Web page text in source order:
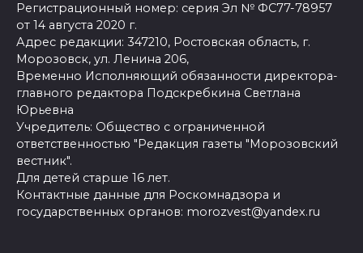
Регистрационный номер: серия Эл № ФС77-78957
от 14 августа 2020 г.
Адрес редакции: 347210, Ростовская область, г.
Морозовск, ул. Ленина 206,
Временно Исполняющий обязанности директора-
главного редактора Подскребкина Светлана
Юрьевна
Учредитель: Общество с ограниченной
ответственностью "Редакция газеты "Морозовский
вестник".
Для детей старше 16 лет.
Контактные данные для Роскомнадзора и
государственных органов: morozvest@yandex.ru